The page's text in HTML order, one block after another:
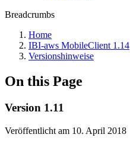
Breadcrumbs
Home
IBI-aws MobileClient 1.14
Versionshinweise
On this Page
Version 1.11
Veröffentlicht am 10. April 2018